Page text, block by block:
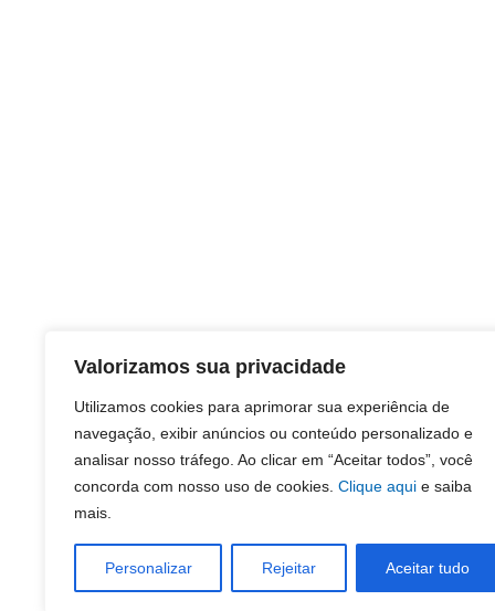
Valorizamos sua privacidade
Utilizamos cookies para aprimorar sua experiência de
navegação, exibir anúncios ou conteúdo personalizado e
analisar nosso tráfego. Ao clicar em “Aceitar todos”, você
concorda com nosso uso de cookies. Clique aqui e saiba
mais.
Personalizar Rejeitar Aceitar tudo